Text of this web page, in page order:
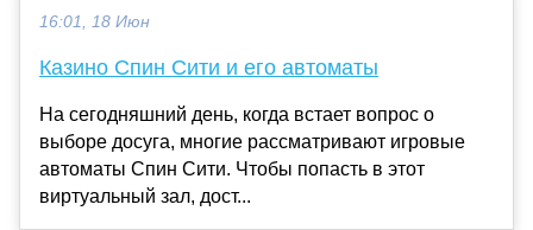
16:01, 18 Июн
Казино Спин Сити и его автоматы
На сегодняшний день, когда встает вопрос о
выборе досуга, многие рассматривают игровые
автоматы Спин Сити. Чтобы попасть в этот
виртуальный зал, дост...